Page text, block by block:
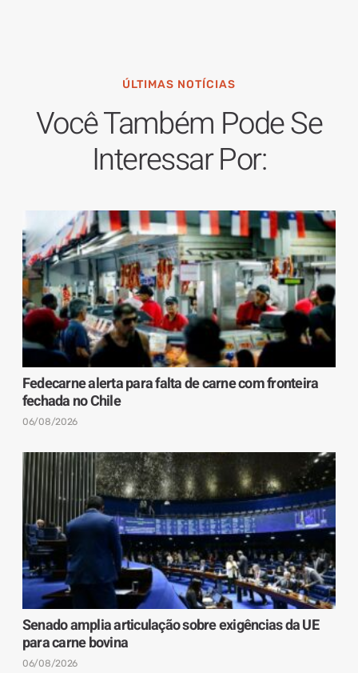
ÚLTIMAS NOTÍCIAS
Você Também Pode Se
Interessar Por:
Fedecarne alerta para falta de carne com fronteira
fechada no Chile
06/08/2026
Senado amplia articulação sobre exigências da UE
para carne bovina
06/08/2026